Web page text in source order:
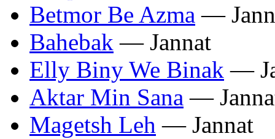
Betmor Be Azma —
Bahebak — Jannat
Elly Biny We Binak —
Aktar Min Sana —
Magetsh Leh — Jannat